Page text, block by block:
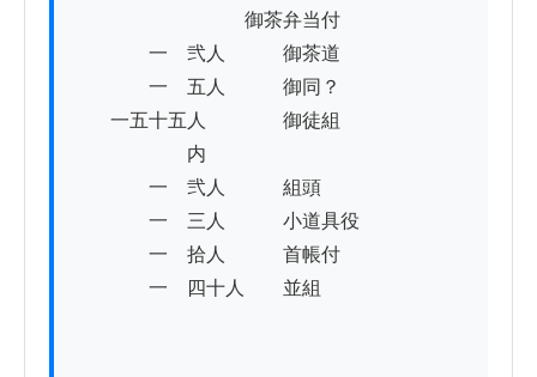
御茶弁当付
一　弐人　　　御茶道
一　五人　　　御同？
一五十五人　　　　御徒組
内
一　弐人　　　組頭
一　三人　　　小道具役
一　拾人　　　首帳付
一　四十人　　並組